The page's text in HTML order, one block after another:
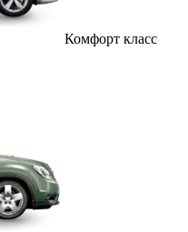
Комфорт класс